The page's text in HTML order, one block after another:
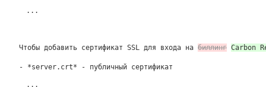
...
Чтобы добавить сертификат SSL для входа на биллинг Carbon
- *server.crt* - публичный сертификат
...